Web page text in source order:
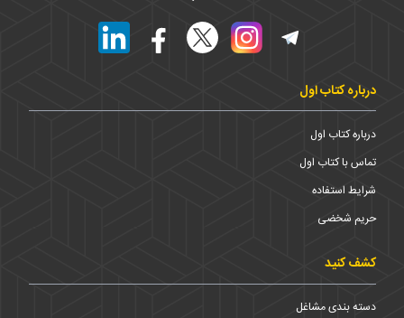
درباره کتاب اول
درباره کتاب اول
تماس با کتاب اول
شرایط استفاده
حریم شخضی
کشف کنید
دسته بندی مشاغل